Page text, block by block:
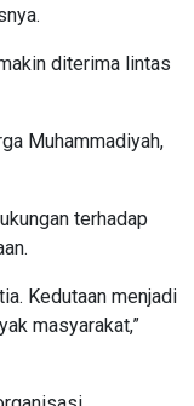
diterima lintas
Muhammadiyah,
terhadap
Kedutaan menjadi
masyarakat,”